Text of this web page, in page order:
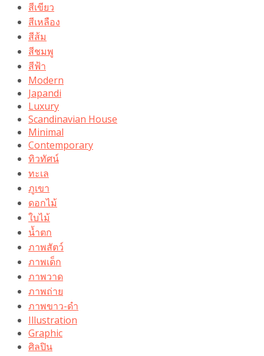
สีเขียว
สีเหลือง
สีส้ม
สีชมพู
สีฟ้า
Modern
Japandi
Luxury
Scandinavian House
Minimal
Contemporary
ทิวทัศน์
ทะเล
ภูเขา
ดอกไม้
ใบไม้
น้ำตก
ภาพสัตว์
ภาพเด็ก
ภาพวาด
ภาพถ่าย
ภาพขาว-ดำ
Illustration
Graphic
ศิลปิน